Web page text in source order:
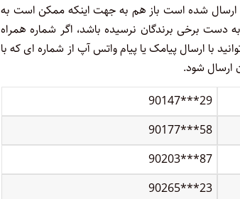
ارسال شده است باز هم به جهت اینکه ممکن است به
دست برخی برندگان نرسیده باشد، اگر شماره همراه
با ارسال پیامک یا پیام واتس آپ از شماره ای که با
90147***29
90177***58
90203***87
90265***23